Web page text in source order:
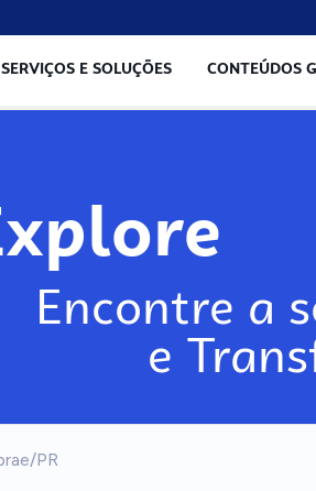
SERVIÇOS E SOLUÇÕES CONTEÚDOS
Explore
Encontre a
e